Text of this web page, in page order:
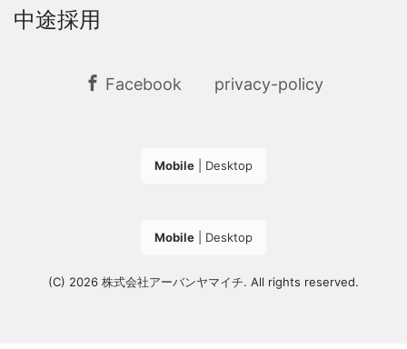
中途採用
Facebook privacy-policy
Mobile Desktop
Mobile Desktop
(C) 2026 株式会社アーバンヤマイチ. All rights reserved.